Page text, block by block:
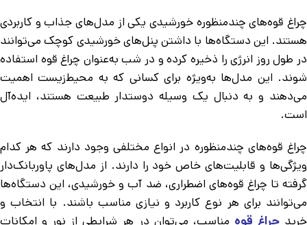
چراغ قوه‌های چندمنظوره خورشیدی یکی از مدل‌های جذاب و کاربردی
هستند. این دستگاه‌ها با داشتن پنل‌های خورشیدی کوچک می‌توانند
در طول روز انرژی را ذخیره کرده و در شب به‌عنوان چراغ قوه استفاده
شوند. این مدل‌ها به‌ویژه برای کسانی که به محیط‌زیست اهمیت
می‌دهند و به دنبال یک وسیله دوستدار طبیعت هستند، ایده‌آل
است.
چراغ قوه‌های چندمنظوره در انواع مختلفی وجود دارند که هر کدام
ویژگی‌ها و قابلیت‌های خاص خود را دارند. از مدل‌های پاوربانک‌دار
گرفته تا چراغ قوه‌های اضطراری، ضد آب و خورشیدی، این دستگاه‌ها
می‌توانند برای هر نوع کاربرد و نیازی مناسب باشند. با انتخاب و
خریدچراغ قوه مناسب، می‌توان در هر شرایطی از نور و امکانات